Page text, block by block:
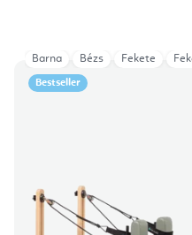
Bestseller
Barna Bézs Fekete